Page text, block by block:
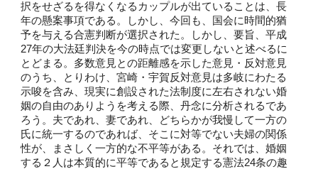
択をせざるを得なくなるカップルが出ていることは、長
年の懸案事項である。しかし、今回も、国会に時間的猶
予を与える合憲判断が選択された。しかし、要旨、平成
27年の大法廷判決を今の時点では変更しないと述べるに
とどまる。多数意見との距離感を示した意見・反対意見
のうち、とりわけ、宮崎・宇賀反対意見は多岐にわたる
示唆を含み、現実に創設された法制度に左右されない婚
姻の自由のありようを考える際、丹念に分析されるであ
ろう。夫であれ、妻であれ、どちらかが我慢して一方の
氏に統一するのであれば、そこに対等でない夫婦の関係
性が、まさしく一方的な不平等がある。それでは、婚姻
する２人は本質的に平等であると規定する憲法24条の趣